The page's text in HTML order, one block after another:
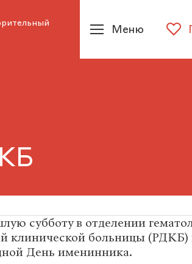
Меню
субботу в отделении
клинической больницы (РДКБ)
День именинника.